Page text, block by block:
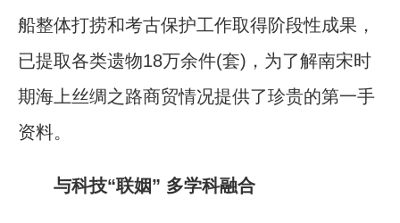
船整体打捞和考古保护工作取得阶段性成果，
已提取各类遗物18万余件(套)，为了解南宋时
期海上丝绸之路商贸情况提供了珍贵的第一手
资料。
与科技“联姻” 多学科融合